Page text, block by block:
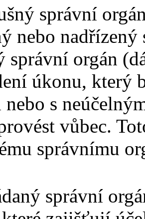
správní
nebo
správní orgán
úkonu, který
s
vůbec.
správnímu
správní